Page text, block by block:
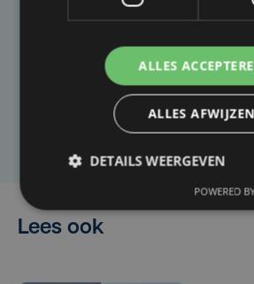
Taalfout
Heb je een taal- of schrijffout
artikel?
Laat het ons
Lees ook
ALLES
ALLES AFWIJZEN
DETAILS WEERGEVEN
POWERED